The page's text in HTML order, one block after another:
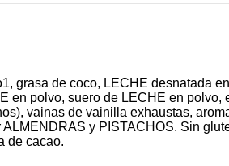
grasa de coco, LECHE desnatada
en polvo, suero de LECHE en polvo,
vainas de vainilla exhaustas,
y PISTACHOS. Sin
de cacao.